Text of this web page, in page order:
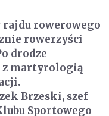
rajdu rowerowego
rowerzyści
drodze
z martyrologią
Brzeski, szef
Sportowego